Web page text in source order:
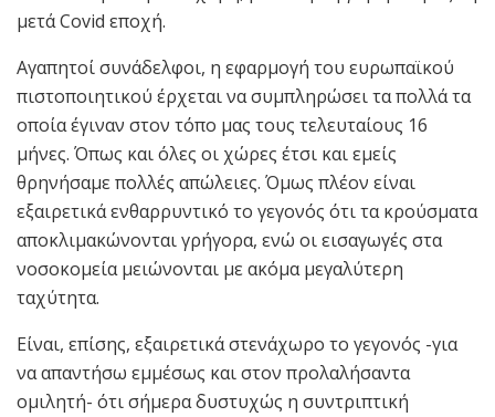
μετά Covid εποχή.
Αγαπητοί συνάδελφοι, η εφαρμογή του ευρωπαϊκού
πιστοποιητικού έρχεται να συμπληρώσει τα πολλά τα
οποία έγιναν στον τόπο μας τους τελευταίους 16
μήνες. Όπως και όλες οι χώρες έτσι και εμείς
θρηνήσαμε πολλές απώλειες. Όμως πλέον είναι
εξαιρετικά ενθαρρυντικό το γεγονός ότι τα κρούσματα
αποκλιμακώνονται γρήγορα, ενώ οι εισαγωγές στα
νοσοκομεία μειώνονται με ακόμα μεγαλύτερη
ταχύτητα.
Είναι, επίσης, εξαιρετικά στενάχωρο το γεγονός -για
να απαντήσω εμμέσως και στον προλαλήσαντα
ομιλητή- ότι σήμερα δυστυχώς η συντριπτική